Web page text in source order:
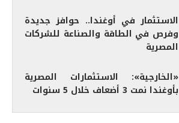
الاستثمار في أوغندا.. حوافز جديدة
وفرص في الطاقة والصناعة للشركات
المصرية
«الخارجية»: الاستثمارات المصرية
بأوغندا نمت 3 أضعاف خلال 5 سنوات